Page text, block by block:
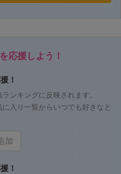
応援しよう！
！
ンキングに反映されます。
入り一覧からいつでも好きなと
加
！